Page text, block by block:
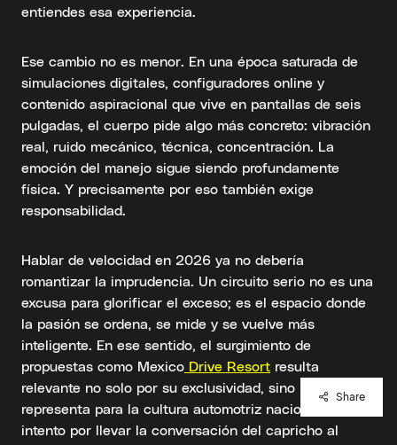
entiendes esa experiencia.
Ese cambio no es menor. En una época saturada de
simulaciones digitales, configuradores online y
contenido aspiracional que vive en pantallas de seis
pulgadas, el cuerpo pide algo más concreto: vibración
real, ruido mecánico, técnica, concentración. La
emoción del manejo sigue siendo profundamente
física. Y precisamente por eso también exige
responsabilidad.
Hablar de velocidad en 2026 ya no debería
romantizar la imprudencia. Un circuito serio no es una
excusa para glorificar el exceso; es el espacio donde
la pasión se ordena, se mide y se vuelve más
inteligente. En ese sentido, el surgimiento de
propuestas como Mexico Drive Resort resulta
relevante no solo por su exclusividad, sino por lo que
representa para la cultura automotriz nacional: un
intento por llevar la conversación del capricho al
Share